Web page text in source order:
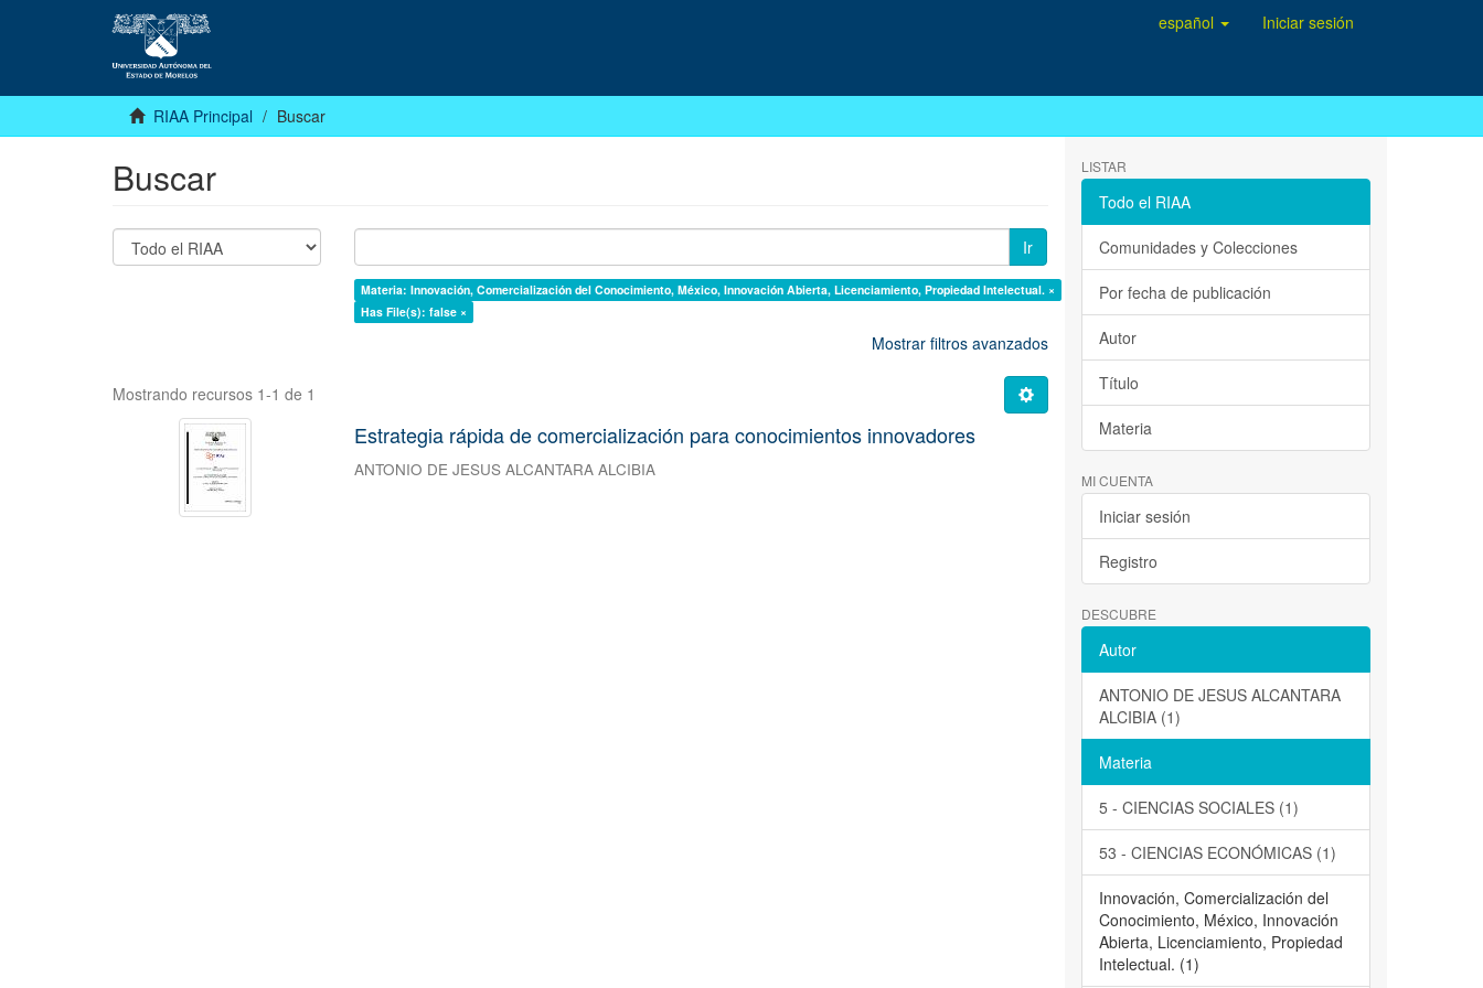
español Iniciar sesión
RIAA Principal Buscar
Buscar
Ir
Materia: Innovación, Comercialización del Conocimiento, México, Innovación Abierta, Licenciamiento, Propiedad Intelectual. ×
Has File(s): false ×
Mostrar filtros avanzados
Mostrando recursos 1-1 de 1
Estrategia rápida de comercialización para conocimientos innovadores
ANTONIO DE JESUS ALCANTARA ALCIBIA
LISTAR
Todo el RIAA
Comunidades y Colecciones
Por fecha de publicación
Autor
Título
Materia
MI CUENTA
Iniciar sesión
Registro
DESCUBRE
Autor
ANTONIO DE JESUS ALCANTARA
ALCIBIA (1)
Materia
5 - CIENCIAS SOCIALES (1)
53 - CIENCIAS ECONÓMICAS (1)
Innovación, Comercialización del
Conocimiento, México, Innovación
Abierta, Licenciamiento, Propiedad
Intelectual. (1)